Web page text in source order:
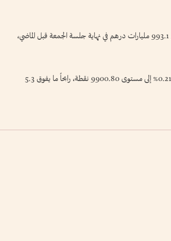
وارتفع رأس المال السوقي للأسهم المدرجة في سوق دبي من 993.1 مليارات درهم في نهاية جلسة الجمعة قبل الماضي،
وصعد مؤشر فوتسي سوق أبوظبي العام «فادجي» بنسبة 0.21% إلى مستوى 9900.80 نقطة، رابحاً ما يفوق 5.3